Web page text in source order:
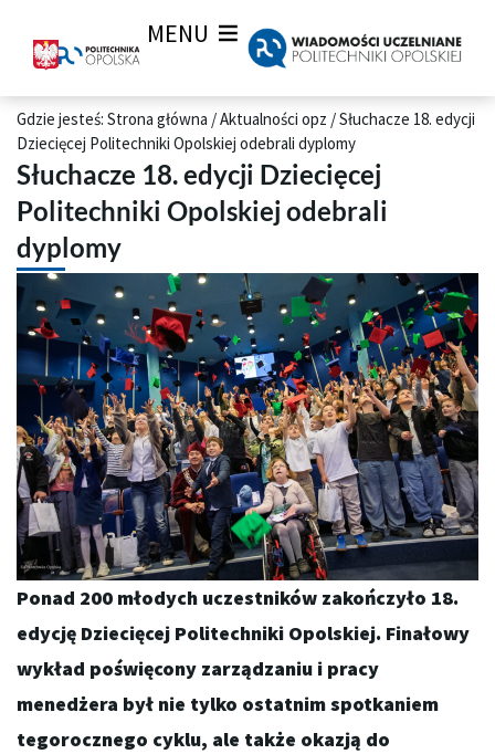
MENU
Gdzie jesteś: Strona główna /Aktualności opz /Słuchacze 18. edycji
Dziecięcej Politechniki Opolskiej odebrali dyplomy
Słuchacze 18. edycji Dziecięcej
Politechniki Opolskiej odebrali
dyplomy
Ponad 200 młodych uczestników zakończyło 18.
edycję Dziecięcej Politechniki Opolskiej. Finałowy
wykład poświęcony zarządzaniu i pracy
menedżera był nie tylko ostatnim spotkaniem
tegorocznego cyklu, ale także okazją do